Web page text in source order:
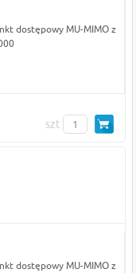
dostępowy MU-MIMO z
szt
dostępowy MU-MIMO z